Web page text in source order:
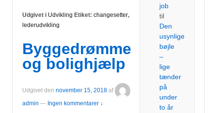
Udgivet i Udvikling Etiket: changesetter,
lederudvikling
Byggedrømme
og bolighjælp
Udgivet den november 15, 2018 af
admin — Ingen kommentarer ↓
job
til
Den
usynlige
bøjle
–
lige
tænder
på
under
to år